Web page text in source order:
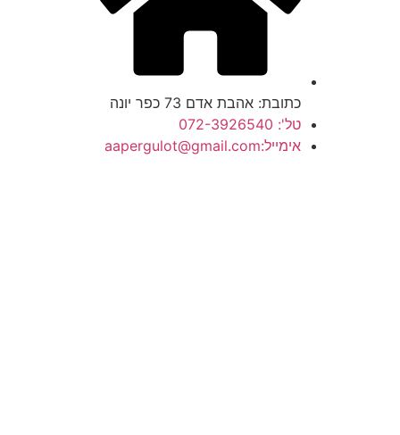
כתובת: אהבת אדם 73 כפר יונה
טל': 072-3926540
אימייל:aapergulot@gmail.com